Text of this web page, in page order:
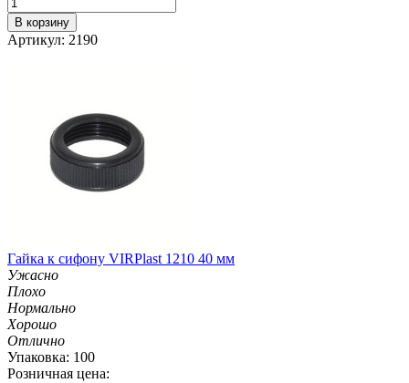
В корзину
Артикул: 2190
Гайка к сифону VIRPlast 1210 40 мм
Ужасно
Плохо
Нормально
Хорошо
Отлично
Упаковка: 100
Розничная цена: